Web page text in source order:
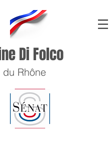
Di Folco
du Rhône